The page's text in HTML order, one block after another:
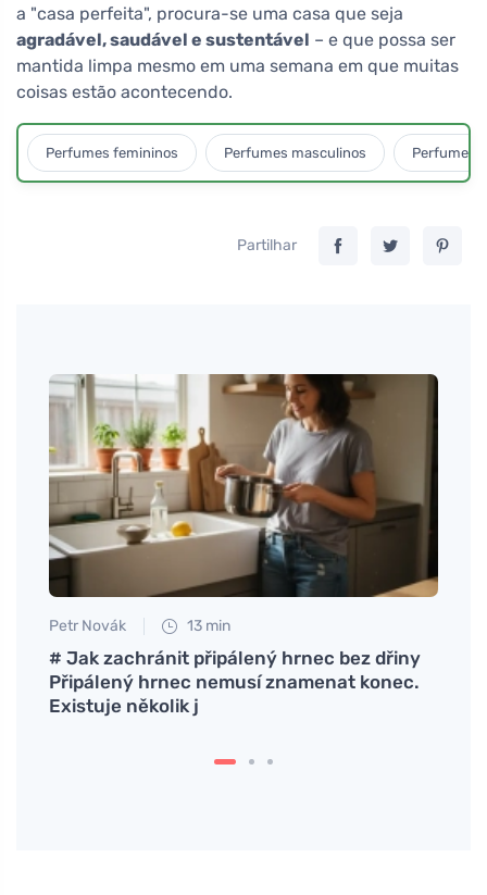
a "casa perfeita", procura-se uma casa que seja
agradável, saudável e sustentável – e que possa ser
mantida limpa mesmo em uma semana em que muitas
coisas estão acontecendo.
Perfumes femininos Perfumes masculinos Perfumes
Partilhar
Petr Novák 13 min
# Jak zachránit připálený hrnec bez dřiny
Připálený hrnec nemusí znamenat konec.
Existuje několik j